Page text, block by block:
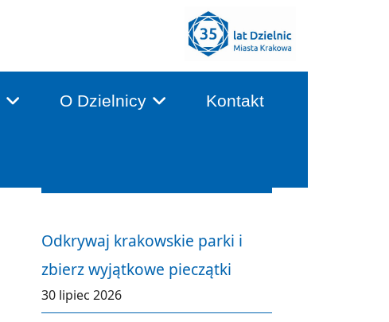
O Dzielnicy Kontakt
Odkrywaj krakowskie parki i
zbierz wyjątkowe pieczątki
30 lipiec 2026